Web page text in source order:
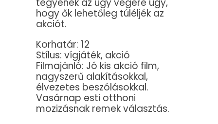
tegyenek az ügy végére úgy,
hogy ők lehetőleg túléljék az
akciót.
Korhatár: 12
Stílus: vígjáték, akció
Filmajánló: Jó kis akció film,
nagyszerű alakításokkal,
élvezetes beszólásokkal.
Vasárnap esti otthoni
mozizásnak remek választás.